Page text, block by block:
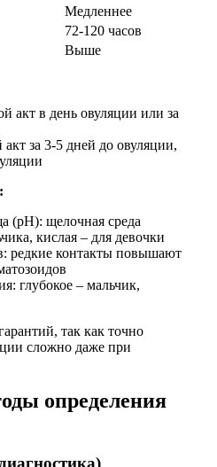
Медленнее
72-120 часов
Выше
акт в день овуляции или за
акт за 3-5 дней до овуляции,
(pH): щелочная среда
кислая – для девочки
редкие контакты повышают
глубокое – мальчик,
так как точно
сложно даже при
определения